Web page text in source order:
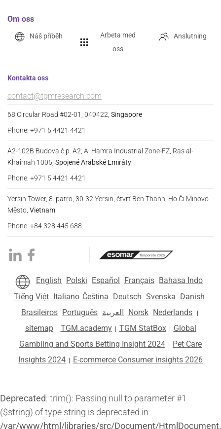
Om oss
Náš příběh
Arbeta med
oss
Anslutning
Kontakta oss
contact@tgmresearch.com
68 Circular Road #02-01, 049422, Singapore
Phone: +971 5 4421 4421
A2-102B Budova č.p. A2, Al Hamra Industrial Zone-FZ, Ras al-
Khaimah 1005, Spojené Arabské Emiráty
Phone: +971 5 4421 4421
Yersin Tower, 8. patro, 30-32 Yersin, čtvrť Ben Thanh, Ho Či Minovo
Město, Vietnam
Phone: +84 328 445 688
English Polski Español Français Bahasa Indo
Tiếng Việt Italiano Čeština Deutsch Svenska Danish
Brasileiros Português العربية Norsk Nederlands |
sitemap | TGM.academy | TGM StatBox | Global
Gambling and Sports Betting Insight 2024 | Pet Care
Insights 2024 | E-commerce Consumer insights 2026
Deprecated: trim(): Passing null to parameter #1
($string) of type string is deprecated in
/var/www/html/libraries/src/Document/